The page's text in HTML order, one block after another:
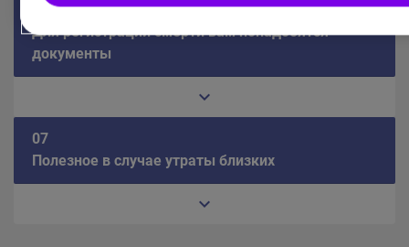
Для регистрации смерти вам понадобятся
документы
07
Полезное в случае утраты близких